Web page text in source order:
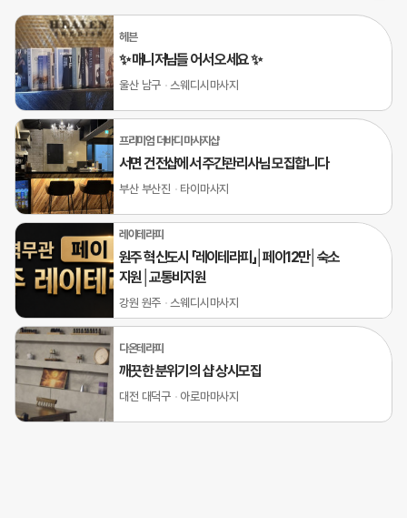
헤븐
✨ 매니저님들 어서 오세요 ✨
울산 남구 스웨디시마사지
프리미엄 더바디 마사지샵
서면 건전샵에서 주간관리사님 모집합니다
부산 부산진 타이마사지
레이테라피
원주 혁신도시 「레이테라피」│페이12만│숙소
지원│교통비지원
강원 원주 스웨디시마사지
다온테라피
깨끗한 분위기의 샵 상시모집
대전 대덕구 아로마마사지